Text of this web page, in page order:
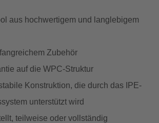
aus hochwertigem und langlebigem
Zubehör
auf die WPC-Struktur
Konstruktion, die durch das IPE-
unterstützt wird
teilweise oder vollständig